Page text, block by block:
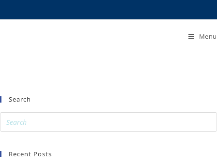
Menu
Search
Recent Posts